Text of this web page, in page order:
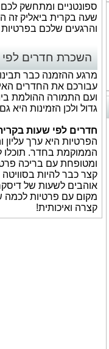
ספונטניים ומתחשק
שעה בקרית ביאליק זה
והרגעים שלכם
השכרת חדרים לפי
מרגע ההזמנה כבר
עבורכם את החדרים
ועם התמורה ההולמת
גדול ולכן הזמינות היא גם
חדרים לפי שעות
הפרטיות היא ערך
הממוקמת בחדר. תוכלו
ומטופחת עם בריכה
קצר כבר להיות
אוהבים לשעות של
מקום עם פרטיות לכמה
קצרה ואיכותית!